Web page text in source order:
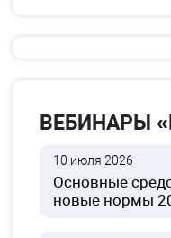
ВЕБИНАРЫ
10 июля 2026
Основные
новые нормы